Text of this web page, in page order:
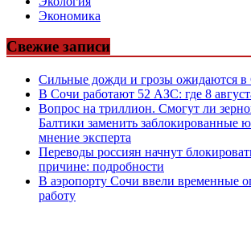
Экономика
Свежие записи
Сильные дожди и грозы ожидаются в
В Сочи работают 52 АЗС: где 8
Вопрос на триллион. Смогут ли
Балтики заменить заблокированные
мнение эксперта
Переводы россиян начнут
причине: подробности
В аэропорту Сочи ввели временные
работу